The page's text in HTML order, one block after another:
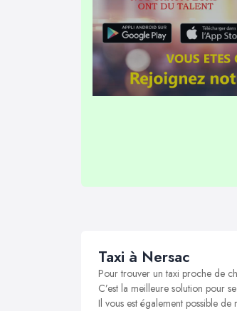
Taxi à Nersac
Pour trouver un taxi proche de
C’est la meilleure solution pour
Il vous est également possible